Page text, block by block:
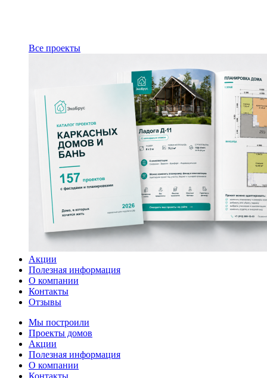
Все проекты
Акции
Полезная информация
О компании
Контакты
Отзывы
Мы построили
Проекты домов
Акции
Полезная информация
О компании
Контакты